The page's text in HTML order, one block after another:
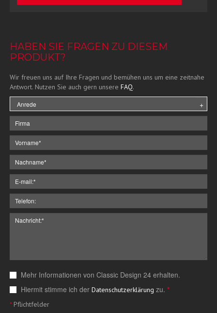
HABEN SIE FRAGEN ZU DIESEM
PRODUKT?
Wir freuen uns auf Ihre Fragen und bemühen uns um eine zeitnahe
Antwort. Nutzen Sie auch gern unsere FAQ.
Mehr Informationen von Classic Design 24 erhalten.
Hiermit stimme ich der Datenschutzerklärung zu. *
*Pflichtfelder